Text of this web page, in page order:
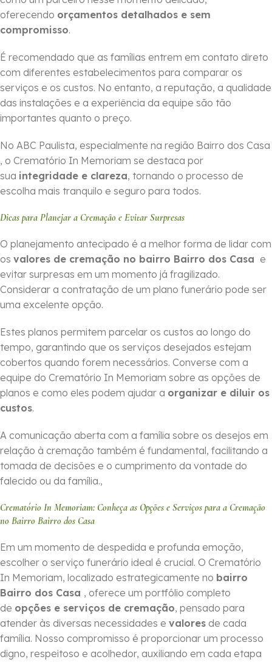
oferecendo orçamentos detalhados e sem
compromisso.
É recomendado que as famílias entrem em contato direto
com diferentes estabelecimentos para comparar os
serviços e os custos. No entanto, a reputação, a qualidade
das instalações e a experiência da equipe são tão
importantes quanto o preço.
No ABC Paulista, especialmente na região Bairro dos Casa
, o Crematório In Memoriam se destaca por
sua integridade e clareza, tornando o processo de
escolha mais tranquilo e seguro para todos.
Dicas para Planejar a Cremação e Evitar Surpresas
O planejamento antecipado é a melhor forma de lidar com
os valores de cremação no bairro Bairro dos Casa e
evitar surpresas em um momento já fragilizado.
Considerar a contratação de um plano funerário pode ser
uma excelente opção.
Estes planos permitem parcelar os custos ao longo do
tempo, garantindo que os serviços desejados estejam
cobertos quando forem necessários. Converse com a
equipe do Crematório In Memoriam sobre as opções de
planos e como eles podem ajudar a organizar e diluir os
custos.
A comunicação aberta com a família sobre os desejos em
relação à cremação também é fundamental, facilitando a
tomada de decisões e o cumprimento da vontade do
falecido ou da família.,
Crematório In Memoriam: Conheça as Opções e Serviços para a Cremação
no Bairro Bairro dos Casa
Em um momento de despedida e profunda emoção,
escolher o serviço funerário ideal é crucial. O Crematório
In Memoriam, localizado estrategicamente no bairro
Bairro dos Casa , oferece um portfólio completo
de opções e serviços de cremação, pensado para
atender às diversas necessidades e valores de cada
família. Nosso compromisso é proporcionar um processo
digno, respeitoso e acolhedor, auxiliando em cada etapa